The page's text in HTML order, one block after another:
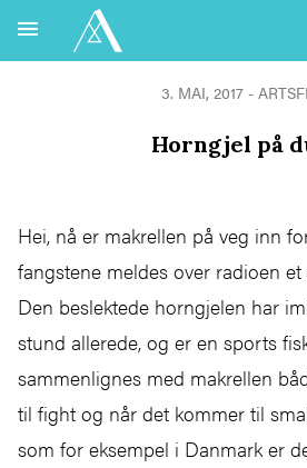
3. MAI, 2017 -
Horngjel på
Hei, nå er makrellen på veg inn
fangstene meldes over radioen
Den beslektede horngjelen har
stund allerede, og er en sports
sammenlignes med makrellen
til fight og når det kommer til
som for eksempel i Danmark er